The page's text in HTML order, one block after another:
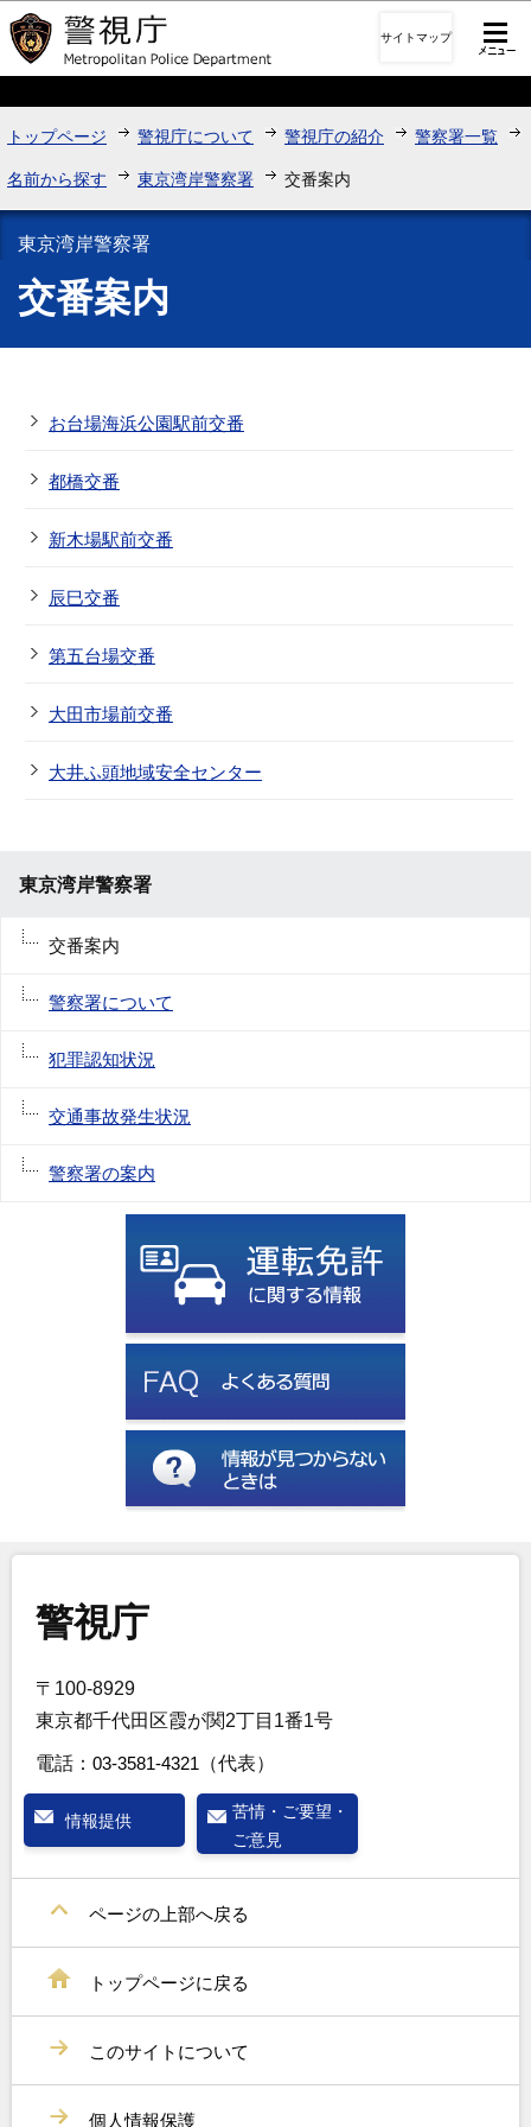
このページの本文へ移動
サイトマップ
トップページ 警視庁について 警視庁の紹介 警察署一覧
名前から探す 東京湾岸警察署 交番案内
東京湾岸警察署
交番案内
お台場海浜公園駅前交番
都橋交番
新木場駅前交番
辰巳交番
第五台場交番
大田市場前交番
大井ふ頭地域安全センター
東京湾岸警察署
交番案内
警察署について
犯罪認知状況
交通事故発生状況
警察署の案内
警視庁
〒100-8929
東京都千代田区霞が関2丁目1番1号
電話： 03-3581-4321 （代表）
情報提供
苦情・ご要望・
ご意見
ページの上部へ戻る
トップページに戻る
このサイトについて
個人情報保護